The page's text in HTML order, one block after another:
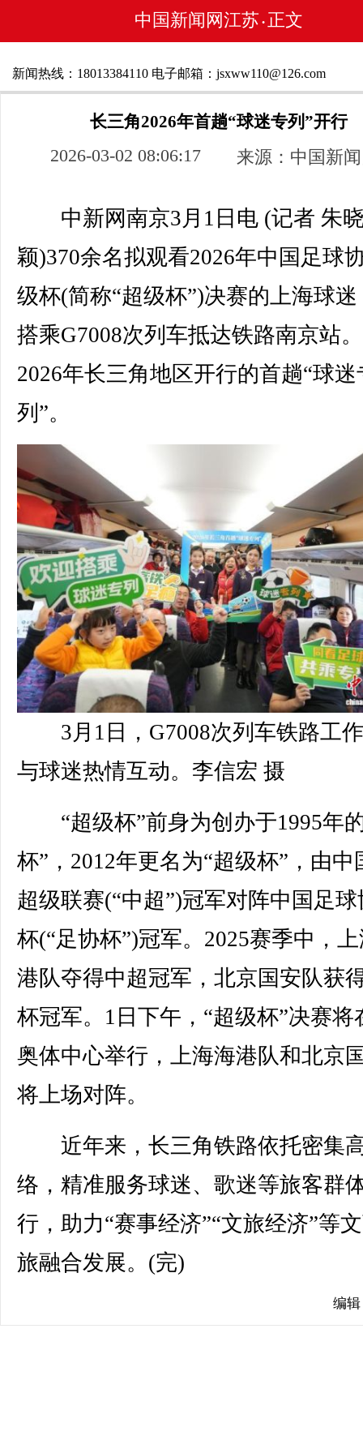
中国新闻网江苏 • 正文
新闻热线：18013384110 电子邮箱：jsxww110@126.com
长三角2026年首趟“球迷专列”开行
2026-03-02 08:06:17 来源：中国新
中新网南京3月1日电 (记者 朱
颖)370余名拟观看2026年中国足球
级杯(简称“超级杯”)决赛的上海球迷
搭乘G7008次列车抵达铁路南京站
2026年长三角地区开行的首趟“球迷
列”。
3月1日，G7008次列车铁路工
与球迷热情互动。李信宏 摄
“超级杯”前身为创办于1995年
杯”，2012年更名为“超级杯”，由中
超级联赛(“中超”)冠军对阵中国足
杯(“足协杯”)冠军。2025赛季中，
港队夺得中超冠军，北京国安队获
杯冠军。1日下午，“超级杯”决赛将
奥体中心举行，上海海港队和北京
将上场对阵。
近年来，长三角铁路依托密集
络，精准服务球迷、歌迷等旅客群
行，助力“赛事经济”“文旅经济”等
旅融合发展。(完)
编